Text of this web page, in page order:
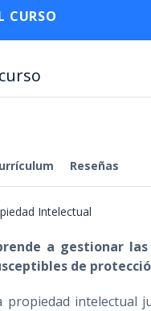
Reseñas
a gestionar las
de
propiedad intelectual
CURSO